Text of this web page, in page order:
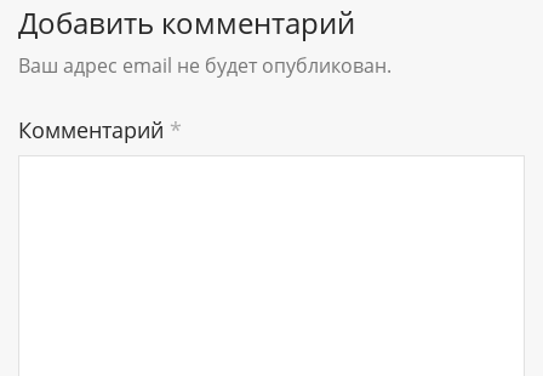
Добавить комментарий
Ваш адрес email не будет опубликован.
Комментарий *